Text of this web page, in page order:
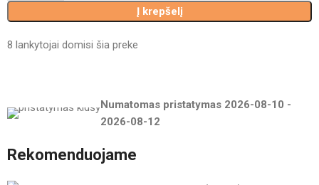
Į krepšelį
8 lankytojai domisi šia preke
Numatomas pristatymas 2026-08-10 -
2026-08-12
Rekomenduojame